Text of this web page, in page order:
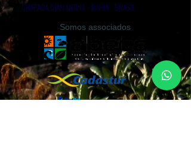
CHAPADA DIAMANTINA - BAHIA - BRASIL
Somos associados